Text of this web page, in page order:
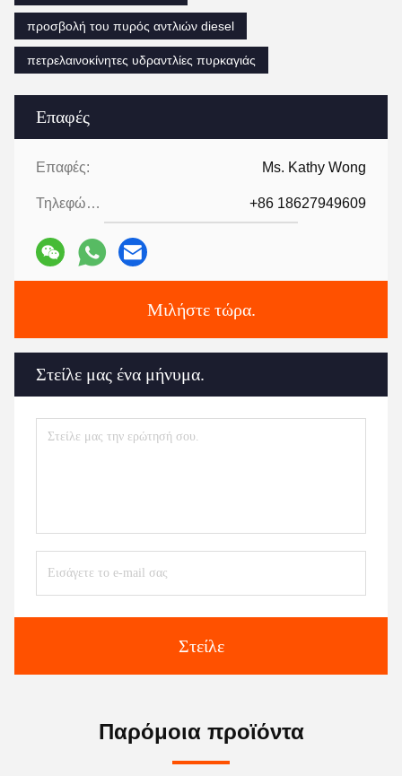
Επαφές
Επαφές: Ms. Kathy Wong
Τηλεφώνημα: +86 18627949609
Μιλήστε τώρα.
Στείλε μας ένα μήνυμα.
Στείλε
προσβολή του πυρός αντλιών diesel
πετρελαινοκίνητες υδραντλίες πυρκαγιάς
Παρόμοια προϊόντα